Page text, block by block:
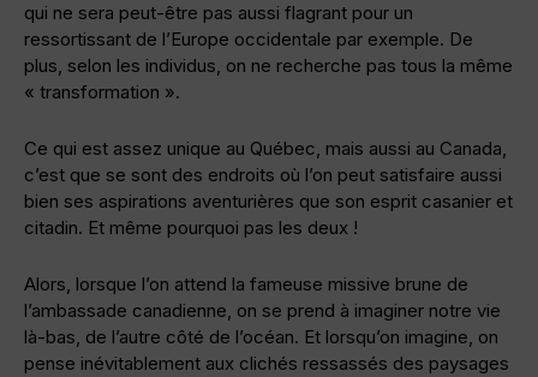
qui ne sera peut-être pas aussi flagrant pour un
ressortissant de l’Europe occidentale par exemple. De
plus, selon les individus, on ne recherche pas tous la même
« transformation ».
Ce qui est assez unique au Québec, mais aussi au Canada,
c’est que se sont des endroits où l’on peut satisfaire aussi
bien ses aspirations aventurières que son esprit casanier et
citadin. Et même pourquoi pas les deux !
Alors, lorsque l’on attend la fameuse missive brune de
l’ambassade canadienne, on se prend à imaginer notre vie
là-bas, de l’autre côté de l’océan. Et lorsqu’on imagine, on
pense inévitablement aux clichés ressassés des paysages